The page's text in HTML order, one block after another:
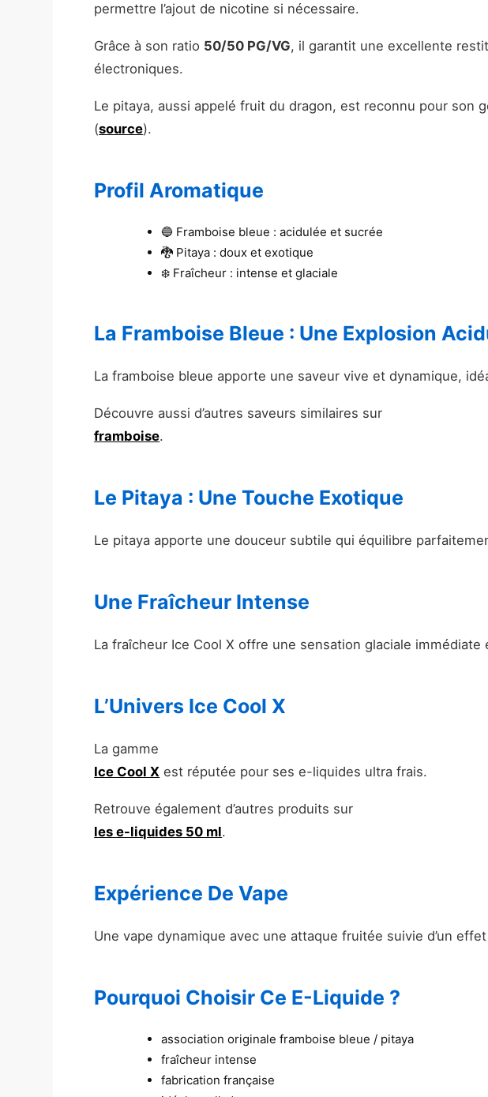
permettre l’ajout de nicotine si nécessaire.
Grâce à son ratio 50/50 PG/VG, il garantit une excellente
électroniques.
Le pitaya, aussi appelé fruit du dragon, est reconnu pour son
(source).
Profil Aromatique
🔵 Framboise bleue : acidulée et sucrée
🐉 Pitaya : doux et exotique
❄️ Fraîcheur : intense et glaciale
La Framboise Bleue : Une Explosion
La framboise bleue apporte une saveur vive et dynamique,
Découvre aussi d’autres saveurs similaires sur
framboise.
Le Pitaya : Une Touche Exotique
Le pitaya apporte une douceur subtile qui équilibre
Une Fraîcheur Intense
La fraîcheur Ice Cool X offre une sensation glaciale immédiate
L’Univers Ice Cool X
La gamme
Ice Cool X est réputée pour ses e-liquides ultra frais.
Retrouve également d’autres produits sur
les e-liquides 50 ml.
Expérience De Vape
Une vape dynamique avec une attaque fruitée suivie d’un
Pourquoi Choisir Ce E-Liquide ?
association originale framboise bleue / pitaya
fraîcheur intense
fabrication française